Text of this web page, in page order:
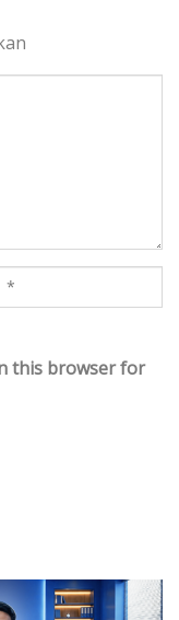
this browser for